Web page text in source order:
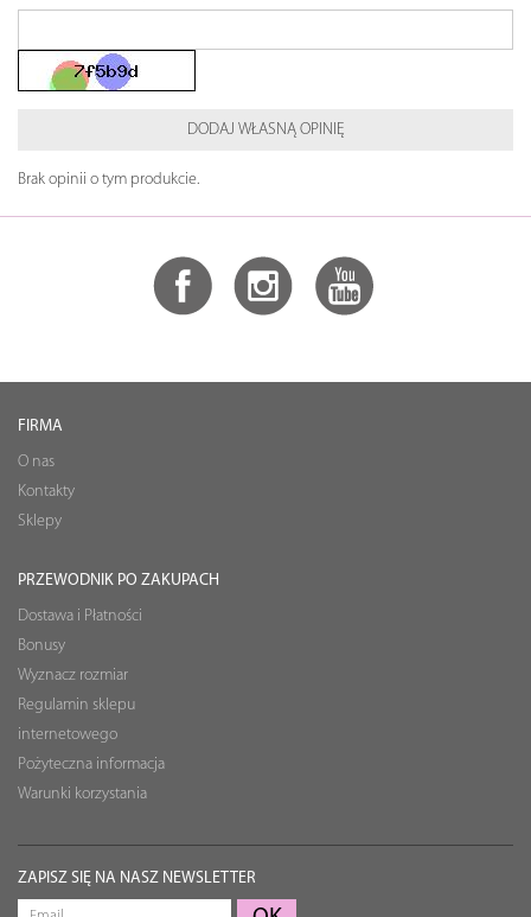
DODAJ WŁASNĄ OPINIĘ
Brak opinii o tym produkcie.
FIRMA
O nas
Kontakty
Sklepy
PRZEWODNIK PO ZAKUPACH
Dostawa i Płatności
Bonusy
Wyznacz rozmiar
Regulamin sklepu
internetowego
Pożyteczna informacja
Warunki korzystania
ZAPISZ SIĘ NA NASZ NEWSLETTER